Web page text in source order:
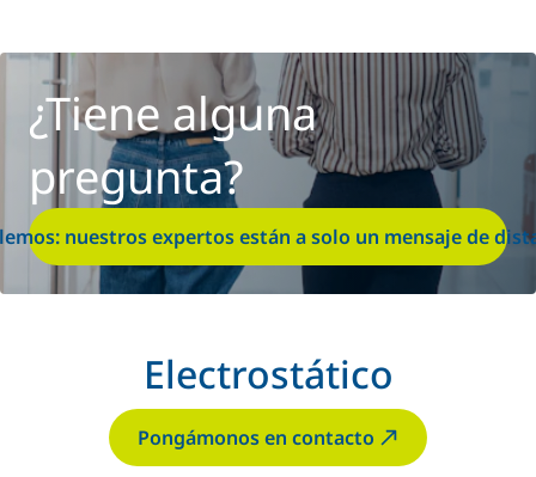
¿Tiene alguna
pregunta?
nuestros expertos están a solo un mensaje de
Electrostático
Pongámonos en contacto